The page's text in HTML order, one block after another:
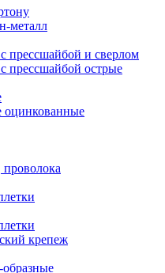
металл
прессшайбой и сверлом
прессшайбой острые
оцинкованные
крепеж